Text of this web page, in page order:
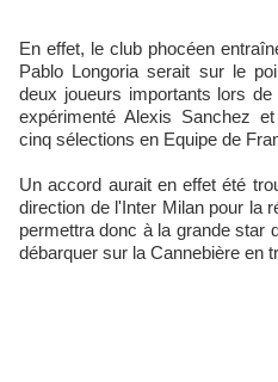
En effet, le club phocéen entraîné par Igor Tudor et présidé par
Pablo Longoria serait sur le
deux joueurs importants lors
expérimenté Alexis Sanchez
cinq sélections en Equipe de
Un accord aurait en effet été
direction de l'Inter Milan pour la
permettra donc à la grande star
débarquer sur la Cannebière en